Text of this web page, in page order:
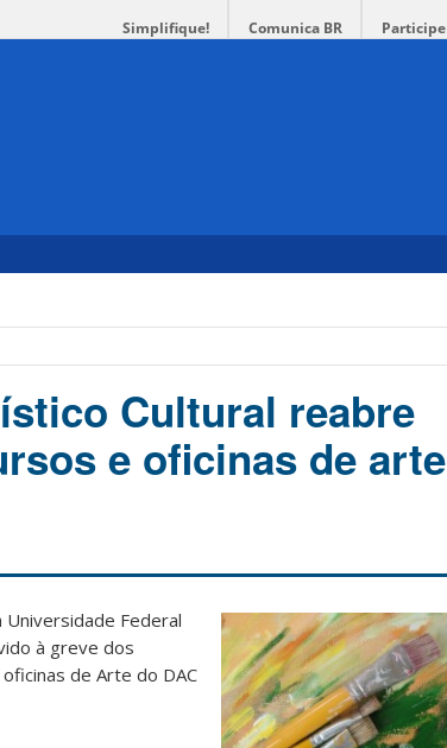
Simplifique! Comunica BR Participe
Cultural reabre
e oficinas de arte
Federal
à greve dos
de Arte do DAC